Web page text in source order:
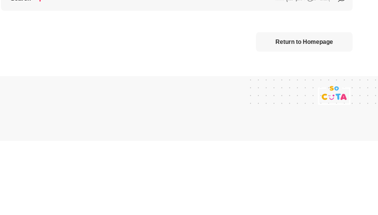
Return to Homepage